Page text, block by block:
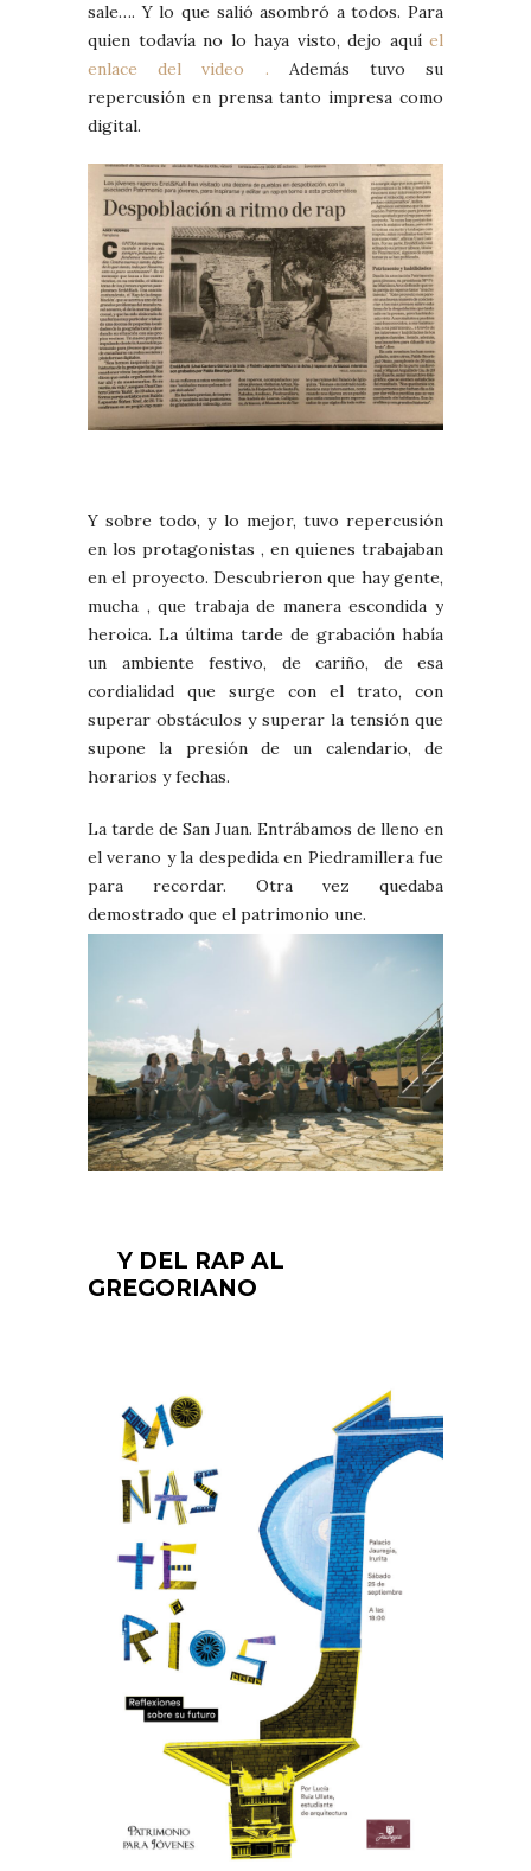
sale…. Y lo que salió asombró a todos. Para
quien todavía no lo haya visto, dejo aquí el
enlace del video . Además tuvo su
repercusión en prensa tanto impresa como
digital.
Y sobre todo, y lo mejor, tuvo repercusión
en los protagonistas , en quienes trabajaban
en el proyecto. Descubrieron que hay gente,
mucha , que trabaja de manera escondida y
heroica. La última tarde de grabación había
un ambiente festivo, de cariño, de esa
cordialidad que surge con el trato, con
superar obstáculos y superar la tensión que
supone la presión de un calendario, de
horarios y fechas.
La tarde de San Juan. Entrábamos de lleno en
el verano y la despedida en Piedramillera fue
para recordar. Otra vez quedaba
demostrado que el patrimonio une.
Y DEL RAP AL
GREGORIANO